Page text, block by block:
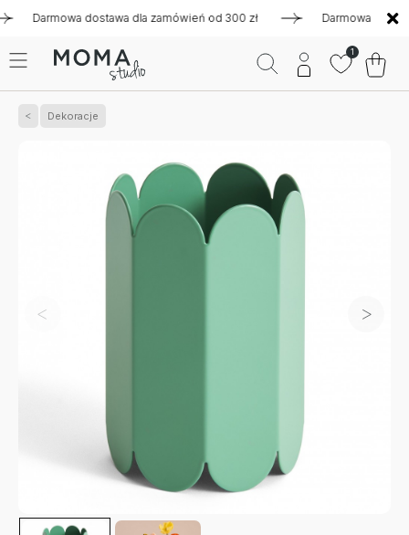
dostawa dla zamówień od 300 zł Darmowa dostawa
1
Dekoracje